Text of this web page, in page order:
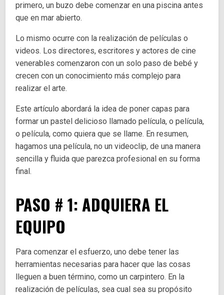
primero, un buzo debe comenzar en una piscina antes
que en mar abierto.
Lo mismo ocurre con la realización de películas o
videos. Los directores, escritores y actores de cine
venerables comenzaron con un solo paso de bebé y
crecen con un conocimiento más complejo para
realizar el arte.
Este artículo abordará la idea de poner capas para
formar un pastel delicioso llamado película, o película,
o película, como quiera que se llame. En resumen,
hagamos una película, no un videoclip, de una manera
sencilla y fluida que parezca profesional en su forma
final.
PASO # 1: ADQUIERA EL
EQUIPO
Para comenzar el esfuerzo, uno debe tener las
herramientas necesarias para hacer que las cosas
lleguen a buen término, como un carpintero. En la
realización de películas, sea cual sea su propósito